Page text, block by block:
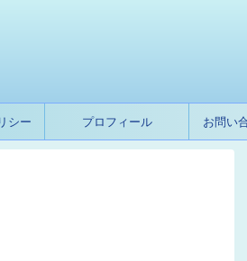
シー プロフィール お問い